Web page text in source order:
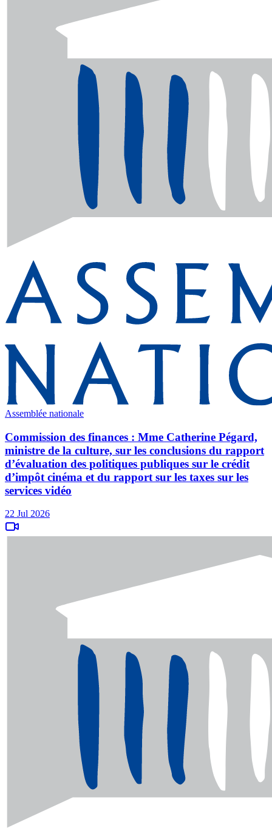
Assemblée nationale
Commission des finances : Mme Catherine Pégard,
ministre de la culture, sur les conclusions du rapport
d’évaluation des politiques publiques sur le crédit
d’impôt cinéma et du rapport sur les taxes sur les
services vidéo
22 Jul 2026